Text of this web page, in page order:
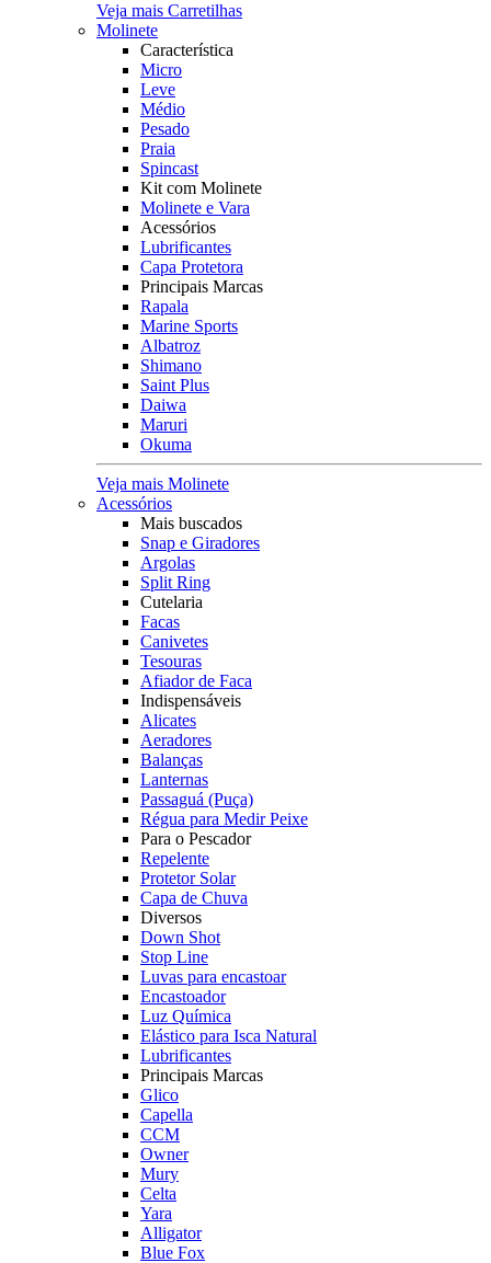
Veja mais Carretilhas
Molinete
Característica
Micro
Leve
Médio
Pesado
Praia
Spincast
Kit com Molinete
Molinete e Vara
Acessórios
Lubrificantes
Capa Protetora
Principais Marcas
Rapala
Marine Sports
Albatroz
Shimano
Saint Plus
Daiwa
Maruri
Okuma
Veja mais Molinete
Acessórios
Mais buscados
Snap e Giradores
Argolas
Split Ring
Cutelaria
Facas
Canivetes
Tesouras
Afiador de Faca
Indispensáveis
Alicates
Aeradores
Balanças
Lanternas
Passaguá (Puça)
Régua para Medir Peixe
Para o Pescador
Repelente
Protetor Solar
Capa de Chuva
Diversos
Down Shot
Stop Line
Luvas para encastoar
Encastoador
Luz Química
Elástico para Isca Natural
Lubrificantes
Principais Marcas
Glico
Capella
CCM
Owner
Mury
Celta
Yara
Alligator
Blue Fox